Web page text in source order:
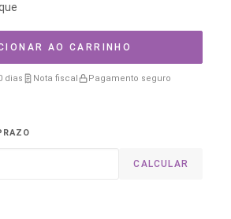
AO CARRINHO
dias Nota fiscal Pagamento seguro
CALCULAR